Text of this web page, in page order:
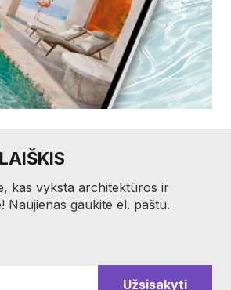
kas vyksta architektūros ir
Naujienas gaukite el. paštu.